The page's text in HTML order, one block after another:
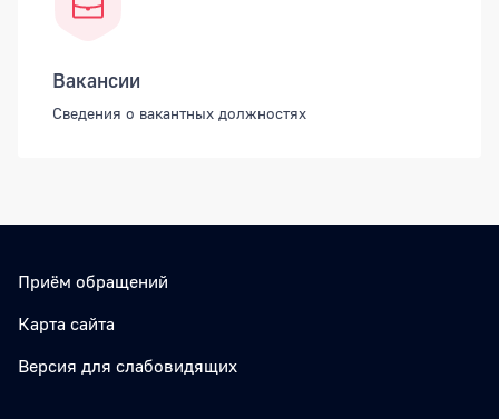
Вакансии
Сведения о вакантных должностях
Приём обращений
Карта сайта
Версия для слабовидящих